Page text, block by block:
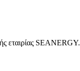
εταιρίας SEANERGY.